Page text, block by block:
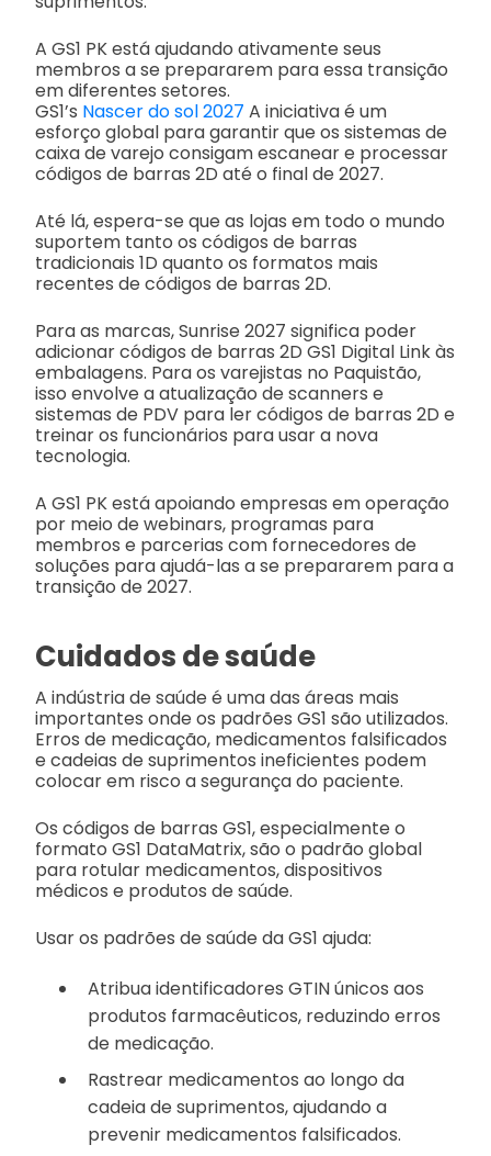
A GS1 PK está ajudando ativamente seus
membros a se prepararem para essa transição
em diferentes setores.
GS1’s Nascer do sol 2027 A iniciativa é um
esforço global para garantir que os sistemas de
caixa de varejo consigam escanear e processar
códigos de barras 2D até o final de 2027.
Até lá, espera-se que as lojas em todo o mundo
suportem tanto os códigos de barras
tradicionais 1D quanto os formatos mais
recentes de códigos de barras 2D.
Para as marcas, Sunrise 2027 significa poder
adicionar códigos de barras 2D GS1 Digital Link às
embalagens. Para os varejistas no Paquistão,
isso envolve a atualização de scanners e
sistemas de PDV para ler códigos de barras 2D e
treinar os funcionários para usar a nova
tecnologia.
A GS1 PK está apoiando empresas em operação
por meio de webinars, programas para
membros e parcerias com fornecedores de
soluções para ajudá-las a se prepararem para a
transição de 2027.
Cuidados de saúde
A indústria de saúde é uma das áreas mais
importantes onde os padrões GS1 são utilizados.
Erros de medicação, medicamentos falsificados
e cadeias de suprimentos ineficientes podem
colocar em risco a segurança do paciente.
Os códigos de barras GS1, especialmente o
formato GS1 DataMatrix, são o padrão global
para rotular medicamentos, dispositivos
médicos e produtos de saúde.
Usar os padrões de saúde da GS1 ajuda:
Atribua identificadores GTIN únicos aos
produtos farmacêuticos, reduzindo erros
de medicação.
Rastrear medicamentos ao longo da
cadeia de suprimentos, ajudando a
prevenir medicamentos falsificados.